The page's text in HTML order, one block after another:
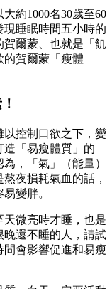
約1000名30歲至60
睡眠時間五小時的
賀爾蒙、也就是「飢
的賀爾蒙「瘦體
以控制口欲之下，變
造「易瘦體質」的
，「氣」（能量）
夜損耗氣血的話，
變胖。
天微亮時才睡，也是
晚還不睡的人，請試
會影響促進和易瘦